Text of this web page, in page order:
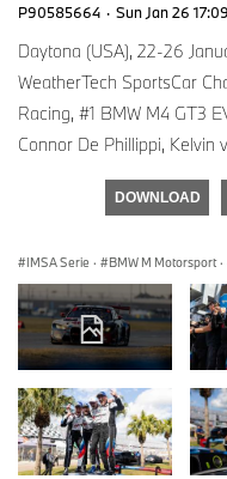
P90585664 · Sun Jan 26
Daytona (USA), 22-26
WeatherTech SportsCar
Racing, #1 BMW M4 GT3
Connor De Phillippi, Kelvin
DOWNLOAD
IMSA Serie · BMW M Motorsport ·